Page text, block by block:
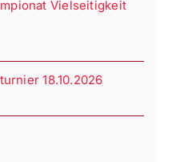
Vielseitigkeit
18.10.2026